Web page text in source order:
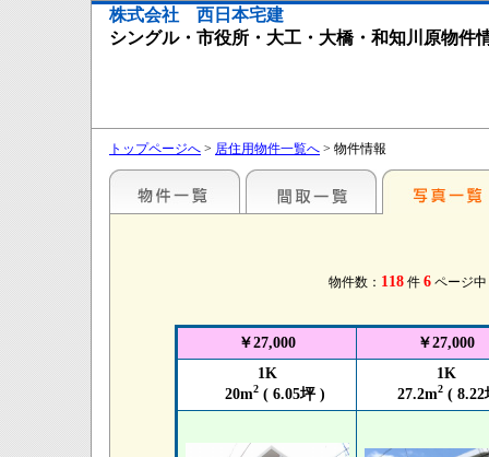
株式会社 西日本宅建
シングル・市役所・大工・大橋・和知川原物件
トップページへ > 居住用物件一覧へ > 物件情報
物件数： 118 件 6 ページ中
￥27,000
￥27,000
1K
20m2( 6.05坪 )
1K
27.2m2 ( 8.22